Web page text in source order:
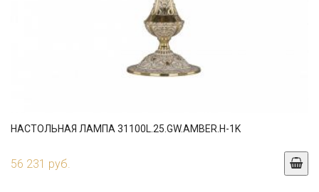
НАСТОЛЬНАЯ ЛАМПА 31100L.25.GW.AMBER.H-1K
56 231 руб.